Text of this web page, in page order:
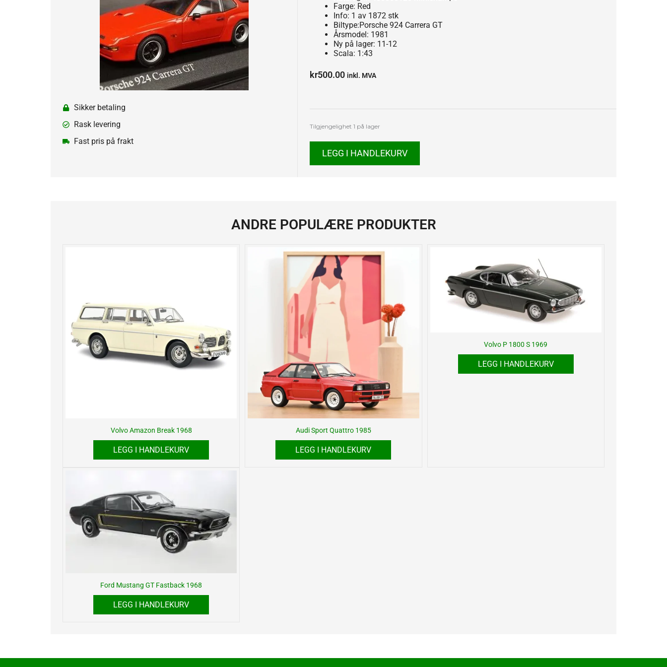
Sikker betaling
Rask levering
Fast pris på frakt
Farge: Red
Info: 1 av 1872 stk
Biltype:Porsche 924 Carrera GT
Årsmodel: 1981
Ny på lager: 11-12
Scala: 1:43
kr500.00 inkl. MVA
Tilgjengelighet 1 på lager
Porsche
LEGG I HANDLEKURV
ANDRE POPULÆRE PRODUKTER
Volvo Amazon Break 1968
LEGG I HANDLEKURV
Audi Sport Quattro 1985
LEGG I HANDLEKURV
Volvo P 1800 S 1969
LEGG I HANDLEKURV
Ford Mustang GT Fastback 1968
LEGG I HANDLEKURV